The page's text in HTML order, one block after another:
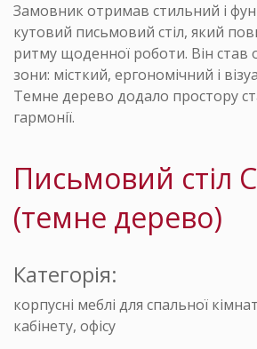
Замовник отримав стильний і
кутовий письмовий стіл, який
ритму щоденної роботи. Він став
зони: місткий, ергономічний і
Темне дерево додало простору
гармонії.
Письмовий стіл
(темне дерево)
Категорія:
корпусні меблі для спальної
кабінету, офісу